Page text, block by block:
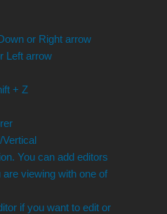
or Right arrow
arrow
+ Z
Vertical
You can add editors
viewing with one of
if you want to edit or